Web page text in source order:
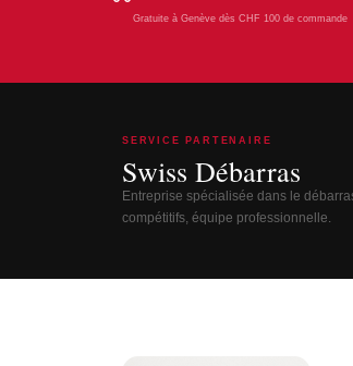
Gratuite à Genève dès CHF 100 de commande
SERVICE PARTENAIRE
Swiss Débarras
Entreprise spécialisée dans le
compétitifs, équipe professionnelle.